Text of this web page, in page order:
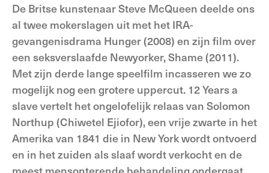
De Britse kunstenaar Steve McQueen deelde ons
al twee mokerslagen uit met het IRA-
gevangenisdrama Hunger (2008) en zijn film over
een seksverslaafde Newyorker, Shame (2011).
Met zijn derde lange speelfilm incasseren we zo
mogelijk nog een grotere uppercut. 12 Years a
slave vertelt het ongelofelijk relaas van Solomon
Northup (Chiwetel Ejiofor), een vrije zwarte in het
Amerika van 1841 die in New York wordt ontvoerd
en in het zuiden als slaaf wordt verkocht en de